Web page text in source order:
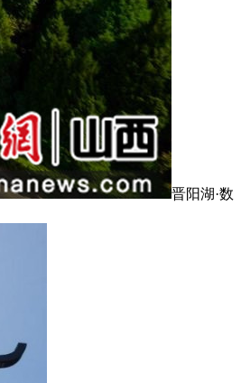
晋阳湖·数